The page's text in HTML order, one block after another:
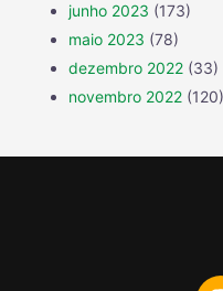
junho 2023 (173)
maio 2023 (78)
dezembro 2022 (33)
novembro 2022 (120)